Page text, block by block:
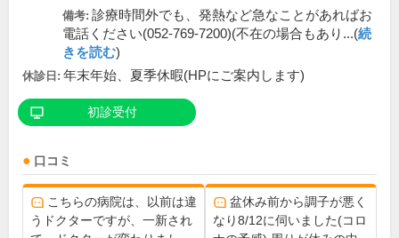
備考: 診療時間外でも、発熱など急なことがあればお
電話ください(052-769-7200)(不在の場合もあり...(続
きを読む)
休診日: 年末年始、夏季休暇(HPにご案内します)
初診受付
口コミ
こちらの病院は、以前は違
うドクターですが、一新され
盆休み前から調子が悪く
なり8/12に伺いました(コロ